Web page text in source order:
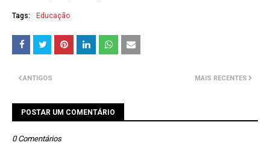
Tags: Educação
MAIS RECENTES
ANTIGOS
POSTAR UM COMENTÁRIO
0 Comentários